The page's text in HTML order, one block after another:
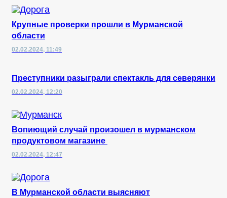
Крупные проверки прошли в Мурманской
области
02.02.2024, 11:49
Преступники разыграли спектакль для северянки
02.02.2024, 12:20
Вопиющий случай произошел в мурманском
продуктовом магазине
02.02.2024, 12:47
В Мурманской области выясняют